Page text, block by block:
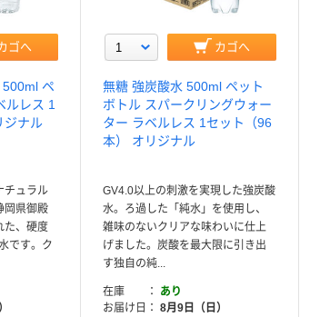
ゴへ
ペ
ルレス 1
ジナル
チュラル
岡県御殿
た、硬度
です。ク
カゴへ
無糖 強炭酸水 500ml ペット
ボトル スパークリングウォー
ター ラベルレス 1セット（96
本） オリジナル
GV4.0以上の刺激を実現した強炭酸
水。ろ過した「純水」を使用し、
雑味のないクリアな味わいに仕上
げました。炭酸を最大限に引き出
す独自の純...
在庫
あり
お届け日
8月9日（日）